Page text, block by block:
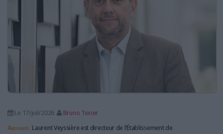
Le 17/juil/2026
Bruno Texier
Abonnés Laurent Veyssière est directeur de l’Établissement de